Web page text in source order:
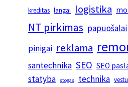
kreditas langai logistika
NT pirkimas papuošalai
pinigai reklama
santechnika SEO SEO
statyba stogas technika